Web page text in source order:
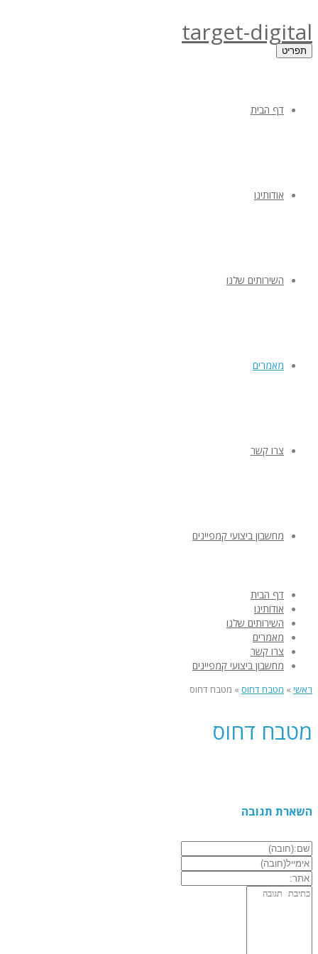
target-digital
תפריט
דף הבית
אודותינו
השירותים שלנו
מאמרים
צרו קשר
מחשבון ביצועי קמפיינים
דף הבית
אודותינו
השירותים שלנו
מאמרים
צרו קשר
מחשבון ביצועי קמפיינים
ראשי » מטבח דחוס » מטבח דחוס
מטבח דחוס
השארת תגובה